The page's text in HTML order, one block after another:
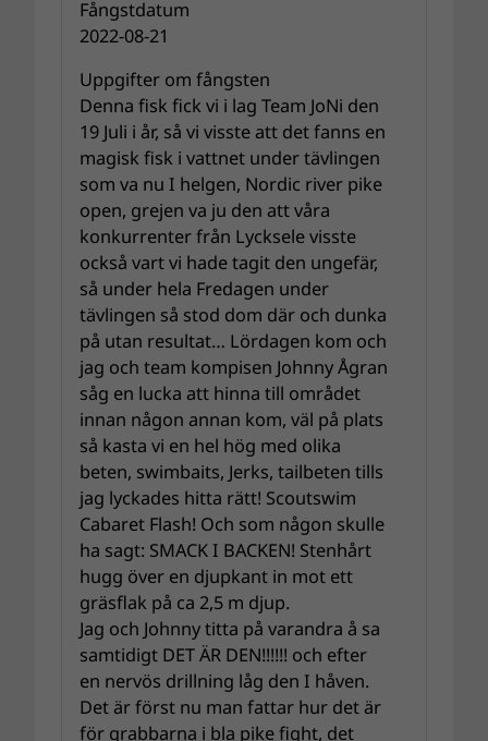
Fångstdatum
2022-08-21
Uppgifter om fångsten
Denna fisk fick vi i lag Team JoNi den
19 Juli i år, så vi visste att det fanns en
magisk fisk i vattnet under tävlingen
som va nu I helgen, Nordic river pike
open, grejen va ju den att våra
konkurrenter från Lycksele visste
också vart vi hade tagit den ungefär,
så under hela Fredagen under
tävlingen så stod dom där och dunka
på utan resultat… Lördagen kom och
jag och team kompisen Johnny Ågran
såg en lucka att hinna till området
innan någon annan kom, väl på plats
så kasta vi en hel hög med olika
beten, swimbaits, Jerks, tailbeten tills
jag lyckades hitta rätt! Scoutswim
Cabaret Flash! Och som någon skulle
ha sagt: SMACK I BACKEN! Stenhårt
hugg över en djupkant in mot ett
gräsflak på ca 2,5 m djup.
Jag och Johnny titta på varandra å sa
samtidigt DET ÄR DEN!!!!!! och efter
en nervös drillning låg den I håven.
Det är först nu man fattar hur det är
för grabbarna i bla pike fight, det